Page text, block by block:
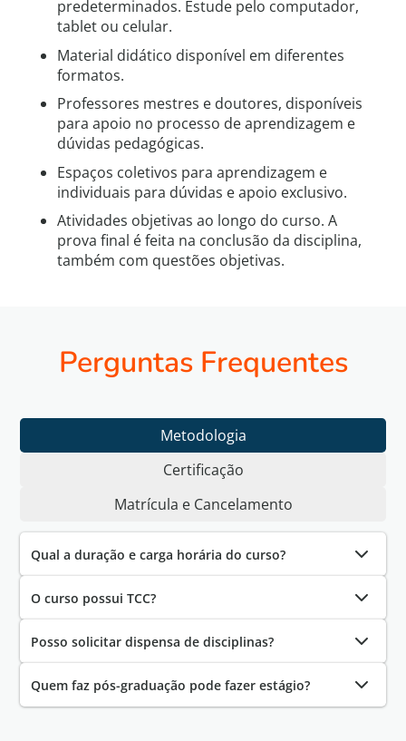
predeterminados. Estude pelo computador,
tablet ou celular.
Material didático disponível em diferentes
formatos.
Professores mestres e doutores, disponíveis
para apoio no processo de aprendizagem e
dúvidas pedagógicas.
Espaços coletivos para aprendizagem e
individuais para dúvidas e apoio exclusivo.
Atividades objetivas ao longo do curso. A
prova final é feita na conclusão da disciplina,
também com questões objetivas.
Perguntas Frequentes
Metodologia
Certificação
Matrícula e Cancelamento
Qual a duração e carga horária do curso?
O curso possui TCC?
Posso solicitar dispensa de disciplinas?
Quem faz pós-graduação pode fazer estágio?